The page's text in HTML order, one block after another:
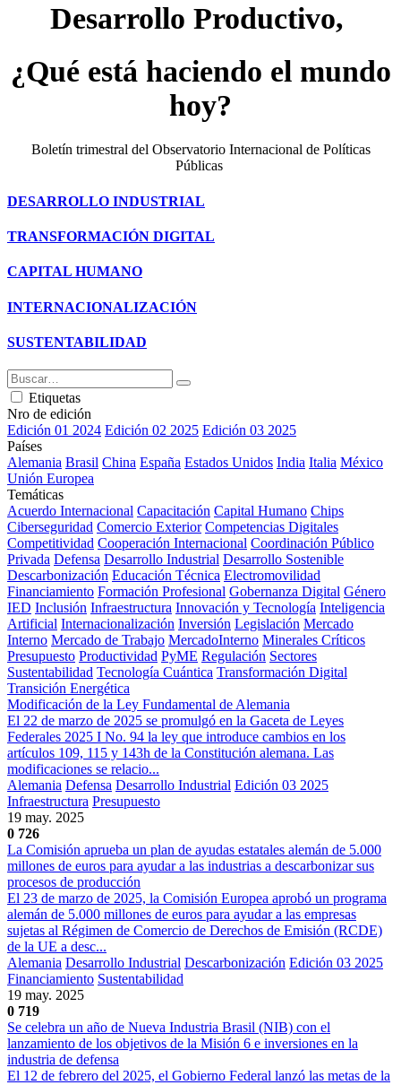
Desarrollo Productivo,
¿Qué está haciendo el mundo
hoy?
Boletín trimestral del Observatorio Internacional de Políticas
Públicas
DESARROLLO INDUSTRIAL
TRANSFORMACIÓN DIGITAL
CAPITAL HUMANO
INTERNACIONALIZACIÓN
SUSTENTABILIDAD
Etiquetas
Nro de edición
Edición 01 2024 Edición 02 2025 Edición 03 2025
Países
Alemania Brasil China España Estados Unidos India Italia México
Unión Europea
Temáticas
Acuerdo Internacional Capacitación Capital Humano Chips
Ciberseguridad Comercio Exterior Competencias Digitales
Competitividad Cooperación Internacional Coordinación Público
Privada Defensa Desarrollo Industrial Desarrollo Sostenible
Descarbonización Educación Técnica Electromovilidad
Financiamiento Formación Profesional Gobernanza Digital Género
IED Inclusión Infraestructura Innovación y Tecnología Inteligencia
Artificial Internacionalización Inversión Legislación Mercado
Interno Mercado de Trabajo MercadoInterno Minerales Críticos
Presupuesto Productividad PyME Regulación Sectores
Sustentabilidad Tecnología Cuántica Transformación Digital
Transición Energética
Modificación de la Ley Fundamental de Alemania
El 22 de marzo de 2025 se promulgó en la Gaceta de Leyes
Federales 2025 I No. 94 la ley que introduce cambios en los
artículos 109, 115 y 143h de la Constitución alemana. Las
modificaciones se relacio...
Alemania Defensa Desarrollo Industrial Edición 03 2025
Infraestructura Presupuesto
19 may. 2025
0 726
La Comisión aprueba un plan de ayudas estatales alemán de 5.000
millones de euros para ayudar a las industrias a descarbonizar sus
procesos de producción
El 23 de marzo de 2025, la Comisión Europea aprobó un programa
alemán de 5.000 millones de euros para ayudar a las empresas
sujetas al Régimen de Comercio de Derechos de Emisión (RCDE)
de la UE a desc...
Alemania Desarrollo Industrial Descarbonización Edición 03 2025
Financiamiento Sustentabilidad
19 may. 2025
0 719
Se celebra un año de Nueva Industria Brasil (NIB) con el
lanzamiento de los objetivos de la Misión 6 e inversiones en la
industria de defensa
El 12 de febrero del 2025, el Gobierno Federal lanzó las metas de la